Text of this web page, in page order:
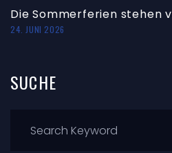
Die Sommerferien stehen
24. JUNI 2026
SUCHE